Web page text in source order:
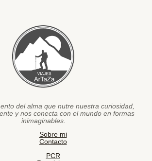
del alma que nutre nuestra curiosidad,
y nos conecta con el mundo en formas
inimaginables.
Sobre mi
Contacto
PCR